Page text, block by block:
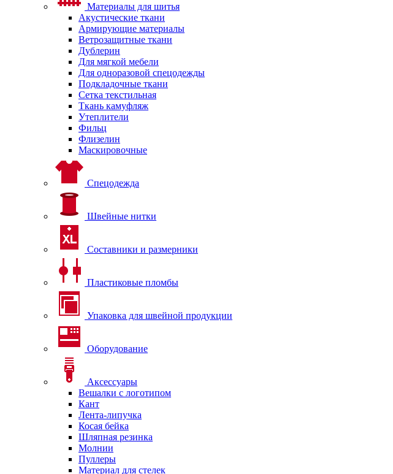
Материалы для шитья
Акустические ткани
Армирующие материалы
Ветрозащитные ткани
Дублерин
Для мягкой мебели
Для одноразовой спецодежды
Подкладочные ткани
Сетка текстильная
Ткань камуфляж
Утеплители
Фильц
Флизелин
Маскировочные
Спецодежда
Швейные нитки
Составники и размерники
Пластиковые пломбы
Упаковка для швейной продукции
Оборудование
Аксессуары
Вешалки с логотипом
Кант
Лента-липучка
Косая бейка
Шляпная резинка
Молнии
Пуллеры
Материал для стелек